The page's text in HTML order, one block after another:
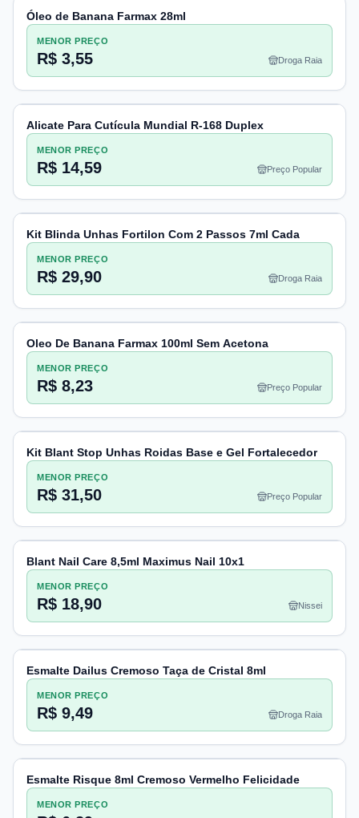
Óleo de Banana Farmax 28ml
MENOR PREÇO
R$ 3,55 Droga Raia
Alicate Para Cutícula Mundial R-168 Duplex
MENOR PREÇO
R$ 14,59 Preço Popular
Kit Blinda Unhas Fortilon Com 2 Passos 7ml Cada
MENOR PREÇO
R$ 29,90 Droga Raia
Oleo De Banana Farmax 100ml Sem Acetona
MENOR PREÇO
R$ 8,23 Preço Popular
Kit Blant Stop Unhas Roidas Base e Gel Fortalecedor
MENOR PREÇO
R$ 31,50 Preço Popular
Blant Nail Care 8,5ml Maximus Nail 10x1
MENOR PREÇO
R$ 18,90 Nissei
Esmalte Dailus Cremoso Taça de Cristal 8ml
MENOR PREÇO
R$ 9,49 Droga Raia
Esmalte Risque 8ml Cremoso Vermelho Felicidade
MENOR PREÇO